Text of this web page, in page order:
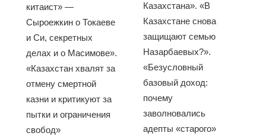
китаист» —
Сыроежкин о Токаеве
и Си, секретных
делах и о Масимове».
«Казахстан хвалят за
отмену смертной
казни и критикуют за
пытки и ограничения
свобод»
Казахстана». «В
Казахстане снова
защищают семью
Назарбаевых?».
«Безусловный
базовый доход:
почему
заволновались
адепты «старого»